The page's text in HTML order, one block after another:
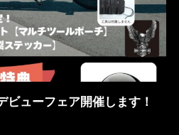
ビューフェア開催します！